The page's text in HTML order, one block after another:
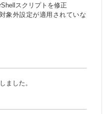
スクリプトを修正
象外設定が適用されていな
ました。